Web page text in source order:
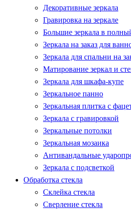
Декоративные зеркала
Гравировка на зеркале
Большие зеркала в
Зеркала на заказ для
Зеркала для спальни на
Матирование зеркал и
Зеркала для шкафа-купе
Зеркальное панно
Зеркальная плитка с
Зеркала с гравировкой
Зеркальные потолки
Зеркальная мозаика
Антивандальные
Зеркала с подсветкой
Обработка стекла
Склейка стекла
Сверление стекла